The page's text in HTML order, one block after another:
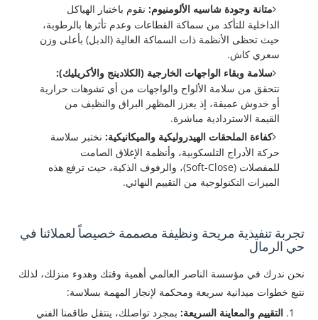
متانة وجودة شاسيه الألومنيوم:نقوم باختبار الهياكل
الداخلية للتأكد من سماكة القطاعات وعدم تأثرها بالرطوبة،
حيث تحظى الأنظمة ذات السماكة العالية (الدبل) بأعلى وزن
سعري كاش.
سلامة وبقاء الواجهات الخارجية (الكلادينج والأكريليك):
نتحقق من سلامة الألواح والواجهات من أي تشوهات حرارية
أو خدوش عميقة، إذ يعزز المظهر البراق والنظيف من
القيمة الاستردادية مباشرة.
كفاءة الملحقات الهيدروليكية والميكانيكية:نختبر سلاسة
حركة الأدراج التلسكوبية، وأنظمة الإغلاق الصامت
للمفصلات (Soft-Close)، والرفوف الذكية، حيث ترفع هذه
الميزات التكنولوجية من التقييم النهائي.
تجربة تنفيذية مريحة ونظيفة مصممة خصيصاً لعملائنا في
حي الرمال
​نحن ندرك في مؤسسة الناصر العالمي أهمية وقتك وهدوء منزلك، لذلك
نتبع خطوات ميدانية سريعة ومحكمة لإنجاز المهمة بسلاسة:
التقييم والمعاينة السريعة:بمجرد تواصلك، ينتقل طاقمنا الفني